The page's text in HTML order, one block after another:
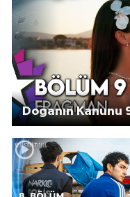
Doğanın Kanunu